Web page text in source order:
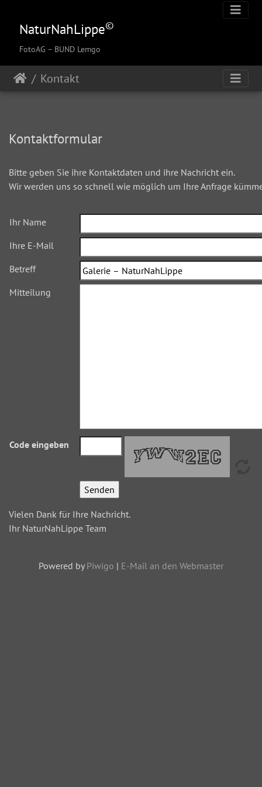
NaturNahLippe©
FotoAG – BUND Lemgo
Kontakt
Kontaktformular
Bitte geben Sie ihre Kontaktdaten und ihre Nachricht ein.
Wir werden uns so schnell wie möglich um Ihre Anfrage
Ihr Name
Ihre E-Mail
Betreff
Mitteilung
Code eingeben
Vielen Dank für Ihre Nachricht.
Ihr NaturNahLippe Team
Powered by Piwigo | E-Mail an den Webmaster